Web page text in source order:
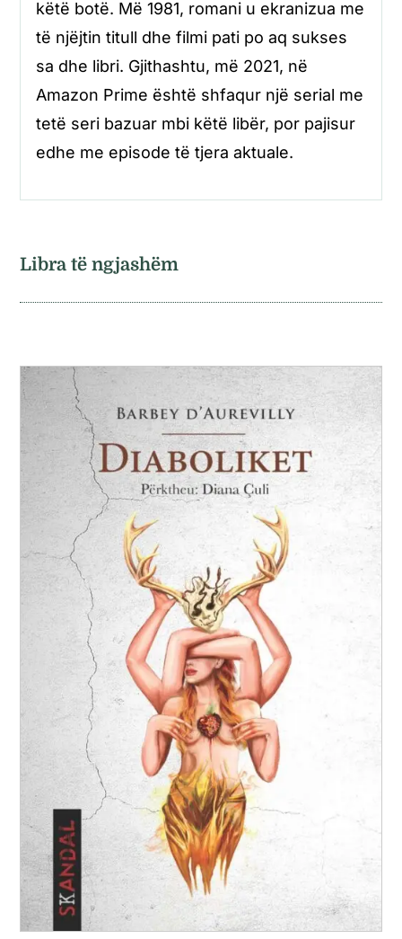
këtë botë. Më 1981, romani u ekranizua me
të njëjtin titull dhe filmi pati po aq sukses
sa dhe libri. Gjithashtu, më 2021, në
Amazon Prime është shfaqur një serial me
tetë seri bazuar mbi këtë libër, por pajisur
edhe me episode të tjera aktuale.
Libra të ngjashëm